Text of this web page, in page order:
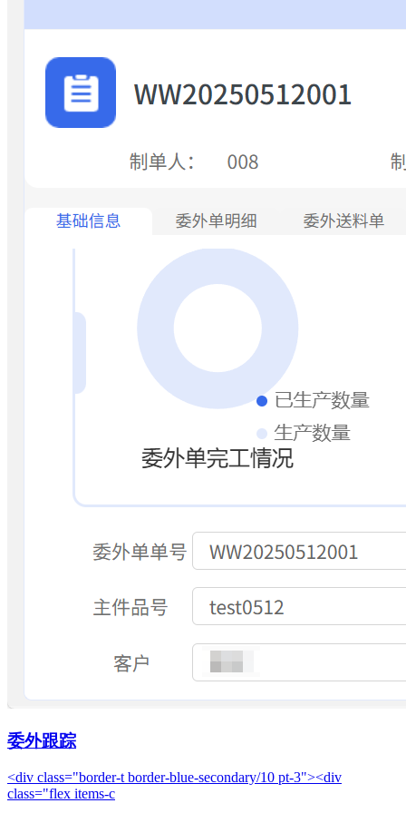
委外跟踪
<div class="border-t border-blue-secondary/10 pt-3"><div
class="flex items-c